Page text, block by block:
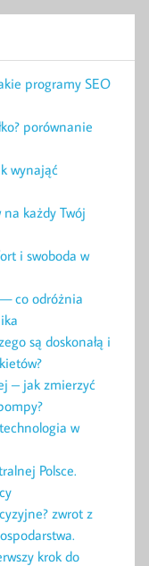
programy SEO
porównanie
wynająć
każdy Twój
i swoboda w
co odróżnia
są doskonałą i
– jak zmierzyć
w
Polsce.
zwrot z
krok do